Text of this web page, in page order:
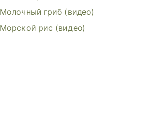
Молочный гриб (видео)
Морской рис (видео)